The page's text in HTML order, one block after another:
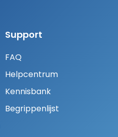
Support
FAQ
Helpcentrum
Kennisbank
Begrippenlijst